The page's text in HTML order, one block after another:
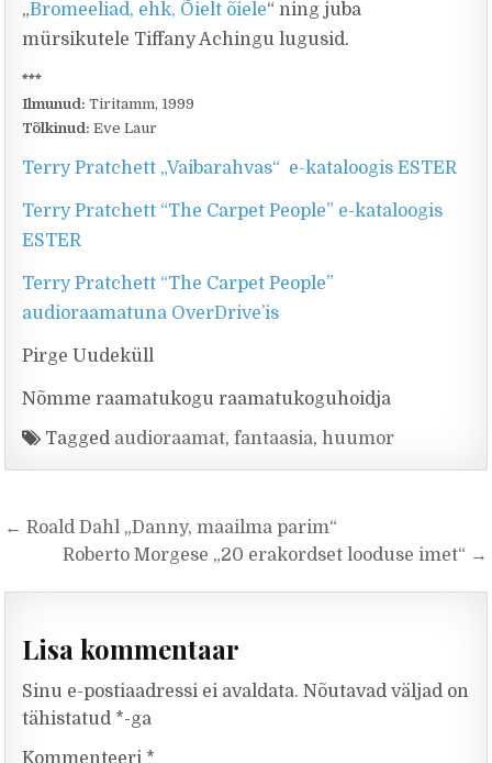
„Bromeeliad, ehk, Õielt õiele“ ning juba
mürsikutele Tiffany Achingu lugusid.
***
Ilmunud: Tiritamm, 1999
Tõlkinud: Eve Laur
Terry Pratchett „Vaibarahvas“ e-kataloogis ESTER
Terry Pratchett “The Carpet People” e-kataloogis
ESTER
Terry Pratchett “The Carpet People”
audioraamatuna OverDrive’is
Pirge Uudeküll
Nõmme raamatukogu raamatukoguhoidja
Tagged audioraamat,fantaasia,huumor
Navigeerimine
← Roald Dahl „Danny, maailma parim“
Roberto Morgese „20 erakordset looduse imet“ →
Lisa kommentaar
Sinu e-postiaadressi ei avaldata. Nõutavad väljad on
tähistatud *-ga
Kommenteeri *